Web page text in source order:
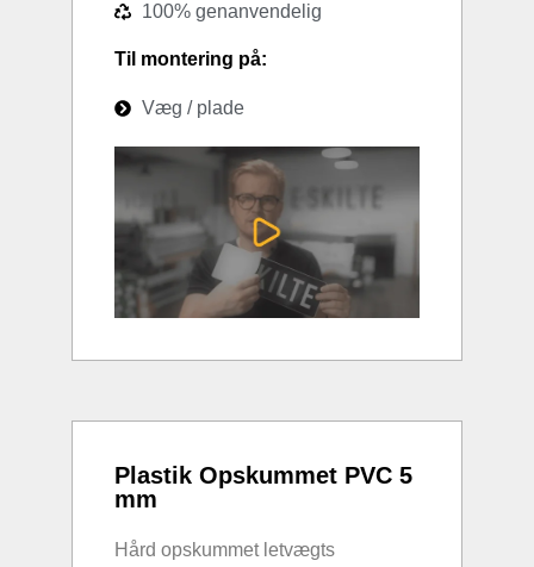
100% genanvendelig
Til montering på:
Væg / plade
Plastik Opskummet PVC 5
mm
Hård opskummet letvægts